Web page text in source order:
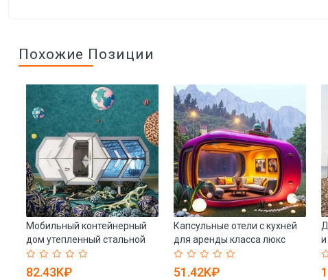
Похожие Позиции
Мобильный контейнерный
дом утепленный стальной
каркас водонепроницаемый
(арт. 26-1090045)
82.43K₽
Капсульные отели с кухней
для аренды класса люкс
(арт. 26-1090354)
51.42K₽